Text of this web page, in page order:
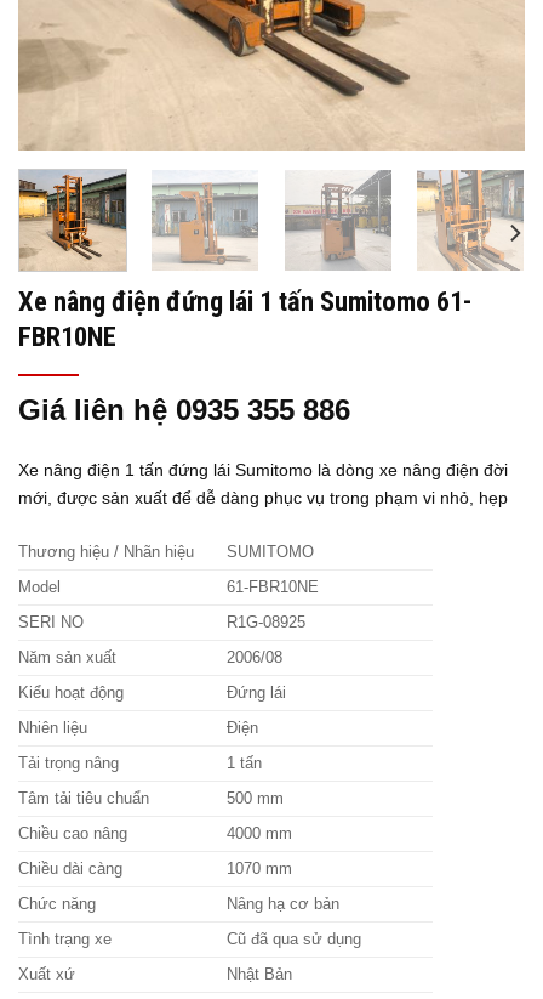
Xe nâng điện đứng lái 1 tấn Sumitomo 61-
FBR10NE
Giá liên hệ 0935 355 886
Xe nâng điện 1 tấn đứng lái Sumitomo là dòng xe nâng điện đời
mới, được sản xuất để dễ dàng phục vụ trong phạm vi nhỏ, hẹp
Thương hiệu / Nhãn hiệu
SUMITOMO
Model
61-FBR10NE
SERI NO
R1G-08925
Năm sản xuất
2006/08
Kiểu hoạt động
Đứng lái
Nhiên liệu
Điện
Tải trọng nâng
1 tấn
Tâm tải tiêu chuẩn
500 mm
Chiều cao nâng
4000 mm
Chiều dài càng
1070 mm
Chức năng
Nâng hạ cơ bản
Tình trạng xe
Cũ đã qua sử dụng
Xuất xứ
Nhật Bản